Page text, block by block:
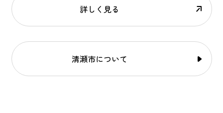
詳しく見る
清瀬市について